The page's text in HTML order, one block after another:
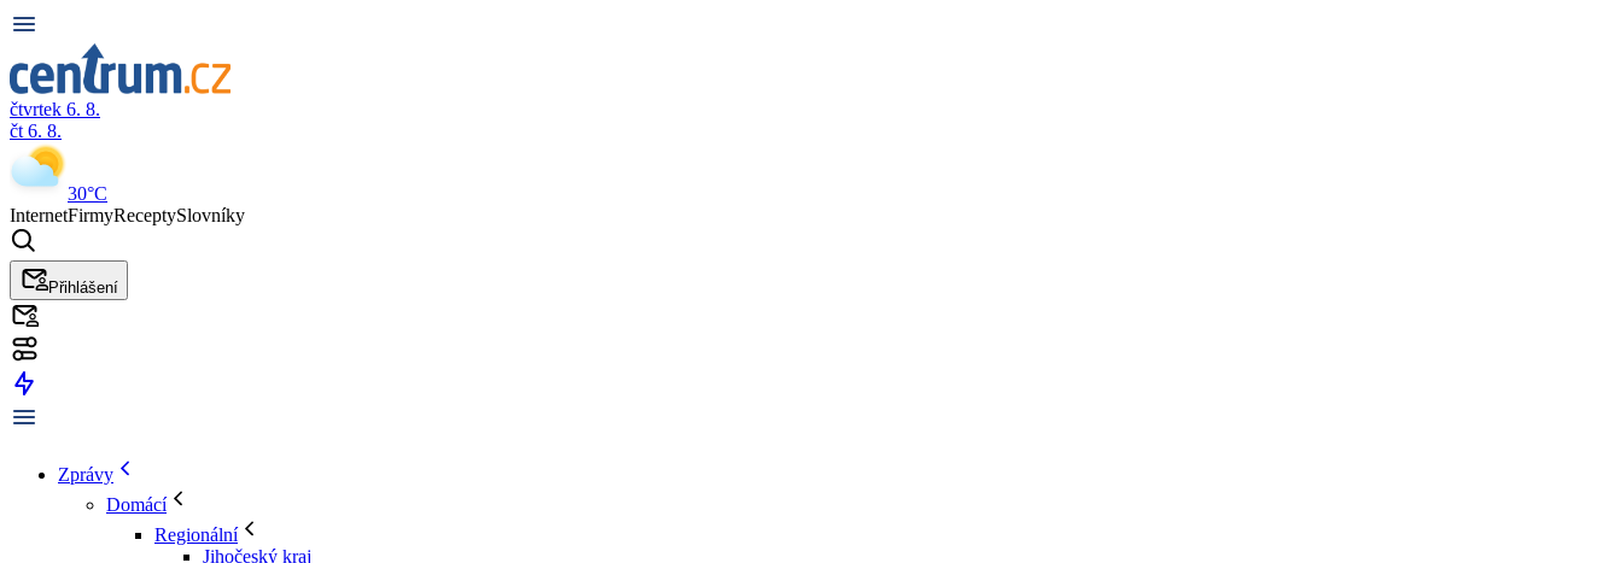
čtvrtek 6. 8.
čt 6. 8.
30°C
InternetFirmyReceptySlovníky
Přihlášení
Zprávy
Domácí
Regionální
Jihočeský kraj